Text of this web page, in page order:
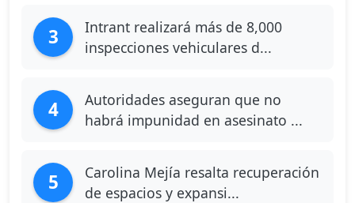
3
Intrant realizará más de 8,000
inspecciones vehiculares d...
4
Autoridades aseguran que no
habrá impunidad en asesinato ...
5
Carolina Mejía resalta recuperación
de espacios y expansi...